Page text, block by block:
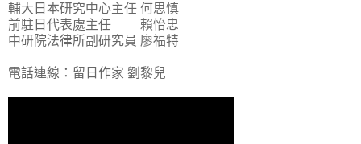
輔大日本研究中心主任 何思慎
前駐日代表處主任 賴怡忠
中研院法律所副研究員 廖福特
電話連線：留日作家 劉黎兒